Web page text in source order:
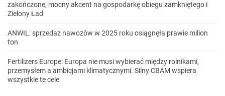
zakończone, mocny akcent na gospodarkę obiegu zamkniętego i
Zielony Ład
ANWIL: sprzedaż nawozów w 2025 roku osiągnęła prawie milion
ton
Fertilizers Europe: Europa nie musi wybierać między rolnikami,
przemysłem a ambicjami klimatycznymi. Silny CBAM wspiera
wszystkie te cele